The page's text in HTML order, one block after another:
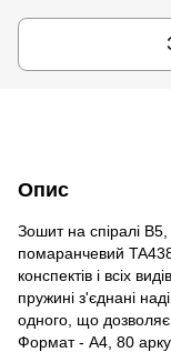
Опис
Зошит на спіралі
помаранчевий
конспектів і всіх
пружині з'єднані
одного, що дозволяє
Формат - А4, 80